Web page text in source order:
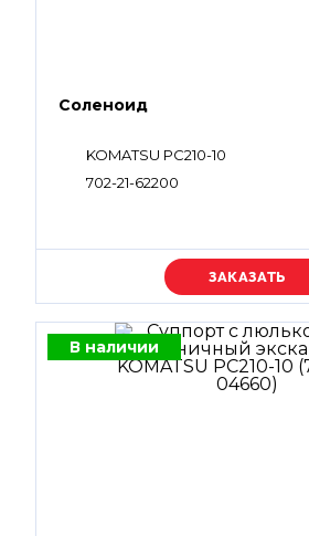
Соленоид
KOMATSU PC210-10
702-21-62200
Уточняйте цену
В наличии